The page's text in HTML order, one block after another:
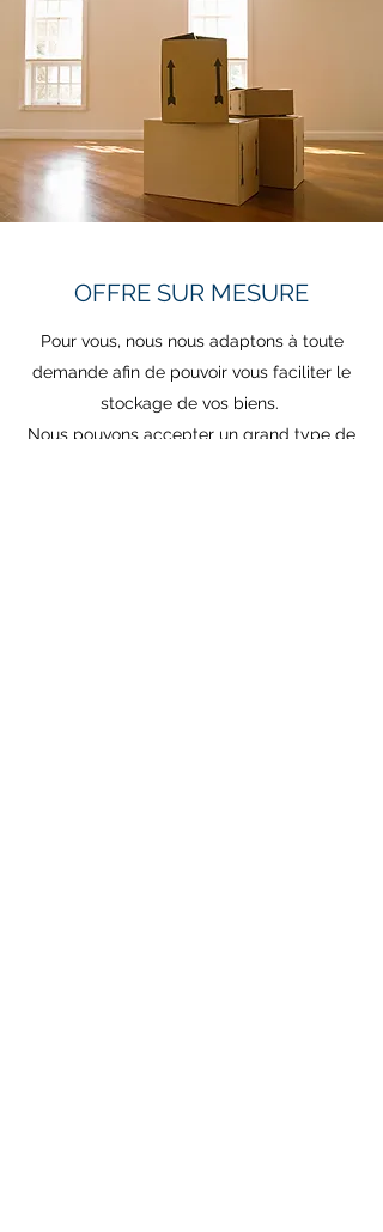
OFFRE SUR MESURE
Pour vous, nous nous adaptons à toute
demande afin de pouvoir vous faciliter le
stockage de vos biens.
Nous pouvons accepter un grand type de